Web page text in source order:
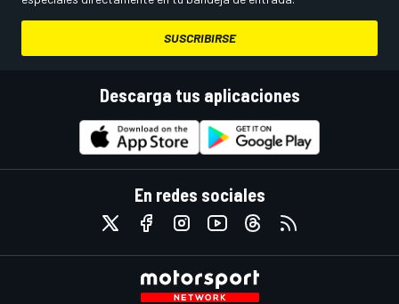
SUSCRIBIRSE
Descarga tus aplicaciones
En redes sociales